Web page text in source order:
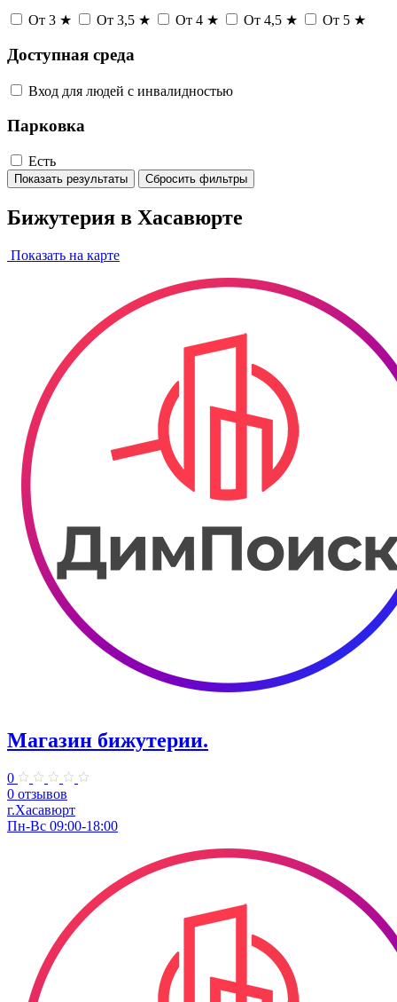
От 3 ★ От 3,5 ★ От 4 ★ От 4,5 ★ От 5 ★
Доступная среда
Вход для людей с инвалидностью
Парковка
Есть
Показать результаты Сбросить фильтры
Бижутерия в Хасавюрте
Показать на карте
Магазин бижутерии.
0
0 отзывов
г.Хасавюрт
Пн-Вс 09:00-18:00